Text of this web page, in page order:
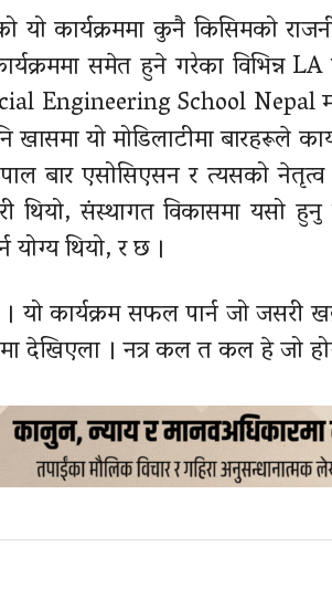
कार्यक्रममा कुनै किसिमको
समेत हुने गरेका विभिन्न LA
Engineering School Nepal
खासमा यो मोडिलाटीमा बारहरूले
बार एसोसिएसन र त्यसको
थियो, संस्थागत विकासमा यसो
थियो, र छ ।
। यो कार्यक्रम सफल पार्न जो
देखिएला । नत्र कल त कल हे जो